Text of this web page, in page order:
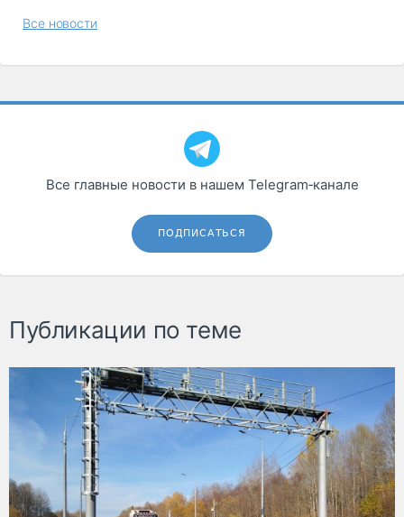
Все новости
Все главные новости в нашем Telegram‑канале
ПОДПИСАТЬСЯ
Публикации по теме